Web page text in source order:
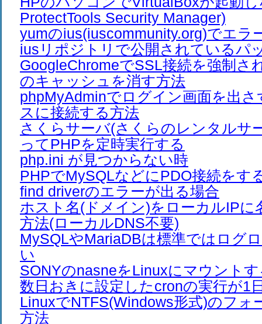
ProtectTools Security Manager)
yumのius(iuscommunity.org)でエラ
iusリポジトリで公開されているパ
GoogleChromeでSSL接続を強制さ
のキャッシュを消す方法
phpMyAdminでログイン画面を出
スに接続する方法
さくらサーバ(さくらのレンタルサ
ってPHPを定時実行する
php.ini が見つからない時
PHPでMySQLなどにPDO接続をす
find driverのエラーが出る場合
ホスト名(ドメイン)をローカルIPに
方法(ローカルDNS不要)
MySQLやMariaDBは標準ではログ
い
SONYのnasneをLinuxにマウント
数日おきに設定したcronの実行が1
LinuxでNTFS(Windows形式)のフォ
方法